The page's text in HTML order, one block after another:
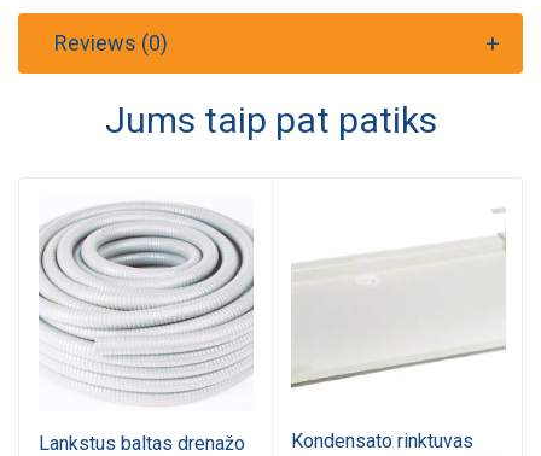
Reviews (0)
Jums taip pat patiks
Lankstus baltas drenažo
Kondensato rinktuvas